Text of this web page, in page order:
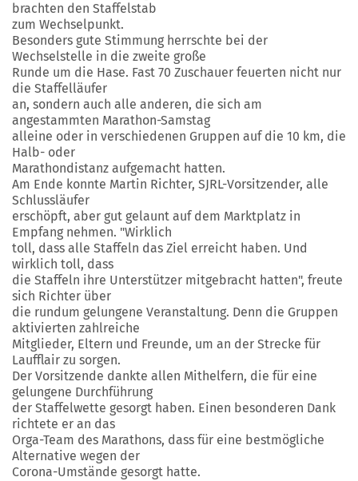
brachten den Staffelstab
zum Wechselpunkt.
Besonders gute Stimmung herrschte bei der
Wechselstelle in die zweite große
Runde um die Hase. Fast 70 Zuschauer feuerten nicht nur
die Staffelläufer
an, sondern auch alle anderen, die sich am
angestammten Marathon-Samstag
alleine oder in verschiedenen Gruppen auf die 10 km, die
Halb- oder
Marathondistanz aufgemacht hatten.
Am Ende konnte Martin Richter, SJRL-Vorsitzender, alle
Schlussläufer
erschöpft, aber gut gelaunt auf dem Marktplatz in
Empfang nehmen. "Wirklich
toll, dass alle Staffeln das Ziel erreicht haben. Und
wirklich toll, dass
die Staffeln ihre Unterstützer mitgebracht hatten", freute
sich Richter über
die rundum gelungene Veranstaltung. Denn die Gruppen
aktivierten zahlreiche
Mitglieder, Eltern und Freunde, um an der Strecke für
Laufflair zu sorgen.
Der Vorsitzende dankte allen Mithelfern, die für eine
gelungene Durchführung
der Staffelwette gesorgt haben. Einen besonderen Dank
richtete er an das
Orga-Team des Marathons, dass für eine bestmögliche
Alternative wegen der
Corona-Umstände gesorgt hatte.